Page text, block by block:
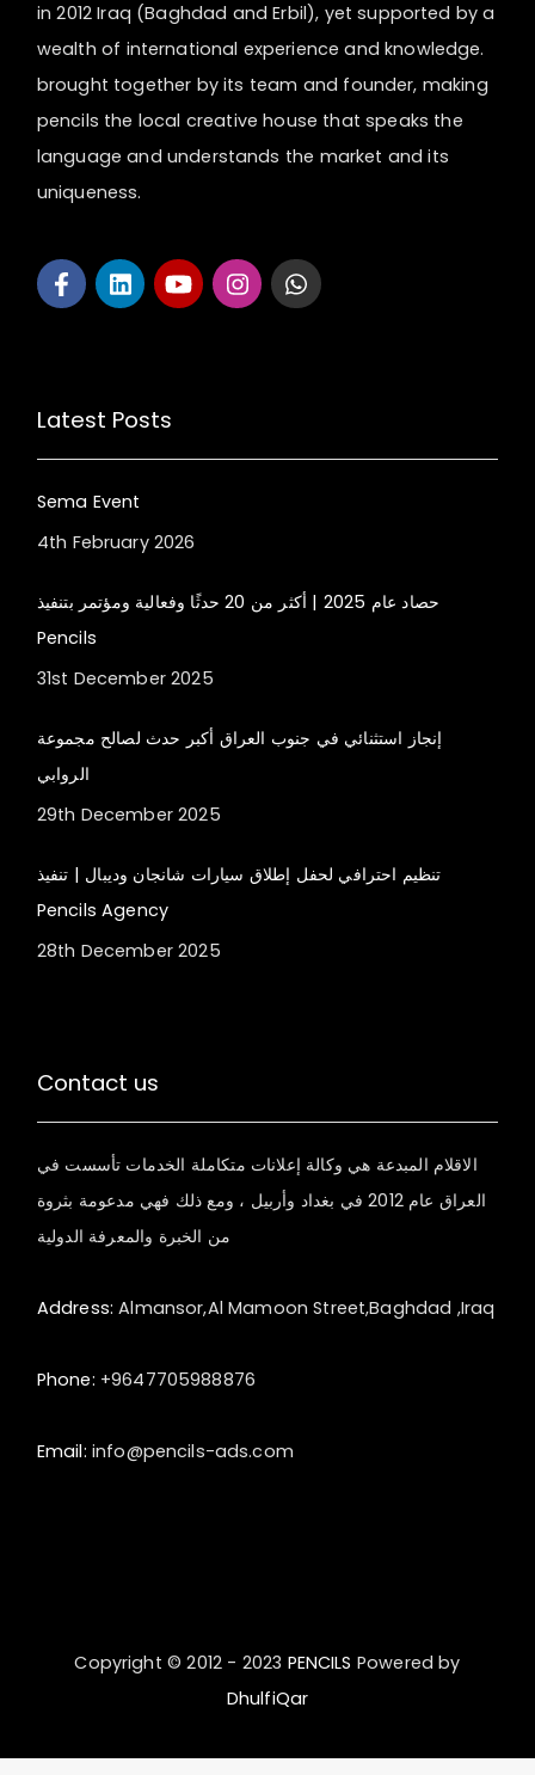
in 2012 Iraq (Baghdad and Erbil), yet supported by a
wealth of international experience and knowledge.
brought together by its team and founder, making
pencils the local creative house that speaks the
language and understands the market and its
uniqueness.
Latest Posts
Sema Event
4th February 2026
حصاد عام 2025 | أكثر من 20 حدثًا وفعالية ومؤتمر بتنفيذ
Pencils
31st December 2025
إنجاز استثنائي في جنوب العراق أكبر حدث لصالح مجموعة
الروابي
29th December 2025
تنظيم احترافي لحفل إطلاق سيارات شانجان وديبال | تنفيذ
Pencils Agency
28th December 2025
Contact us
الاقلام المبدعة هي وكالة إعلانات متكاملة الخدمات تأسست في
العراق عام 2012 في بغداد وأربيل ، ومع ذلك فهي مدعومة بثروة
من الخبرة والمعرفة الدولية
Address: Almansor,Al Mamoon Street,Baghdad ,Iraq
Phone: +9647705988876
Email: info@pencils-ads.com
Copyright © 2012 - 2023 PENCILS Powered by
DhulfiQar